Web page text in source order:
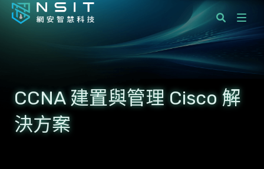
業服務
CCNA 建置與管理 Cisco 解
決方案